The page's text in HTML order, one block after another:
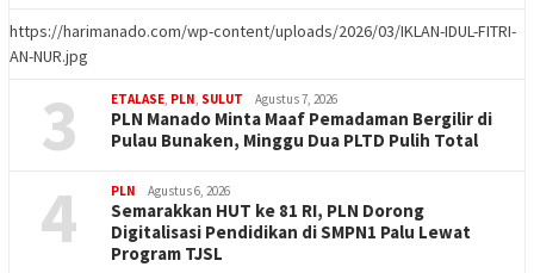
https://harimanado.com/wp-content/uploads/2026/03/IKLAN-IDUL-FITRI-
AN-NUR.jpg
3 ETALASE, PLN, SULUT Agustus 7, 2026
PLN Manado Minta Maaf Pemadaman Bergilir di
Pulau Bunaken, Minggu Dua PLTD Pulih Total
4 PLN Agustus 6, 2026
Semarakkan HUT ke 81 RI, PLN Dorong
Digitalisasi Pendidikan di SMPN1 Palu Lewat
Program TJSL